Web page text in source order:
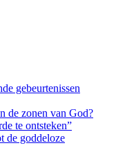
gebeurtenissen
de zonen van God?
te ontsteken”
de goddeloze